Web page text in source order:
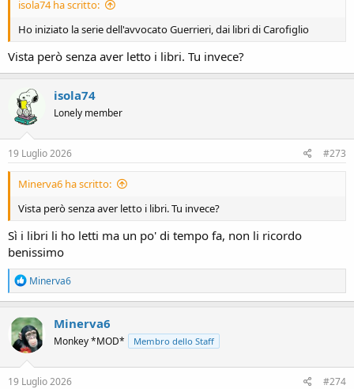
isola74 ha scritto:
Ho iniziato la serie dell'avvocato Guerrieri, dai libri di Carofiglio
Vista però senza aver letto i libri. Tu invece?
isola74
Lonely member
19 Luglio 2026 #273
Minerva6 ha scritto:
Vista però senza aver letto i libri. Tu invece?
Sì i libri li ho letti ma un po' di tempo fa, non li ricordo
benissimo
R
e
a
c
t
i
o
n
s
Minerva6
Minerva6
Monkey *MOD* Membro dello Staff
19 Luglio 2026 #274